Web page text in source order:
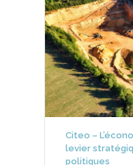
Citeo –
levier
politiques